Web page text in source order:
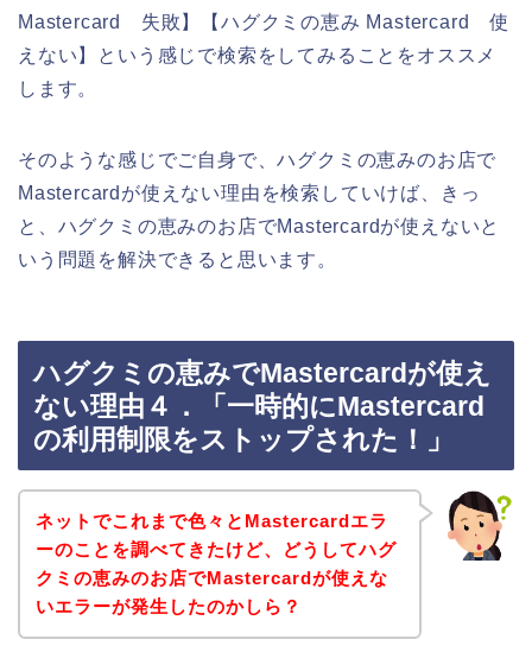
Mastercard 失敗】【ハグクミの恵み Mastercard 使
えない】という感じで検索をしてみることをオススメ
します。
そのような感じでご自身で、ハグクミの恵みのお店で
Mastercardが使えない理由を検索していけば、きっ
と、ハグクミの恵みのお店でMastercardが使えないと
いう問題を解決できると思います。
ハグクミの恵みでMastercardが使え
ない理由４．「一時的にMastercard
の利用制限をストップされた！」
ネットでこれまで色々とMastercardエラ
ーのことを調べてきたけど、どうしてハグ
クミの恵みのお店でMastercardが使えな
いエラーが発生したのかしら？